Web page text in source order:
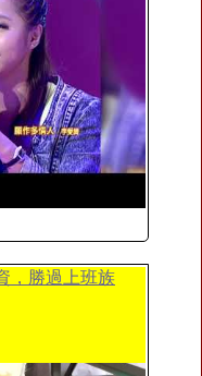
，勝過上班族